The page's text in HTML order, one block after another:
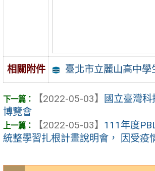
相關附件 臺北市立麗山高中
【2022-05-03】
國立臺灣
博覽會
【2022-05-03】 111年度
統整學習扎根計畫說明會， 因受疫